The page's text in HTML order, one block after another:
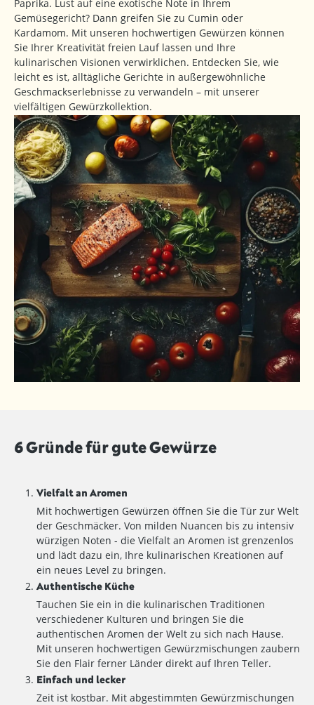
Paprika. Lust auf eine exotische Note in Ihrem
Gemüsegericht? Dann greifen Sie zu Cumin oder
Kardamom. Mit unseren hochwertigen Gewürzen können
Sie Ihrer Kreativität freien Lauf lassen und Ihre
kulinarischen Visionen verwirklichen. Entdecken Sie, wie
leicht es ist, alltägliche Gerichte in außergewöhnliche
Geschmackserlebnisse zu verwandeln – mit unserer
vielfältigen Gewürzkollektion.
6 Gründe für gute Gewürze
Vielfalt an Aromen
Mit hochwertigen Gewürzen öffnen Sie die Tür zur Welt
der Geschmäcker. Von milden Nuancen bis zu intensiv
würzigen Noten - die Vielfalt an Aromen ist grenzenlos
und lädt dazu ein, Ihre kulinarischen Kreationen auf
ein neues Level zu bringen.
Authentische Küche
Tauchen Sie ein in die kulinarischen Traditionen
verschiedener Kulturen und bringen Sie die
authentischen Aromen der Welt zu sich nach Hause.
Mit unseren hochwertigen Gewürzmischungen zaubern
Sie den Flair ferner Länder direkt auf Ihren Teller.
Einfach und lecker
Zeit ist kostbar. Mit abgestimmten Gewürzmischungen